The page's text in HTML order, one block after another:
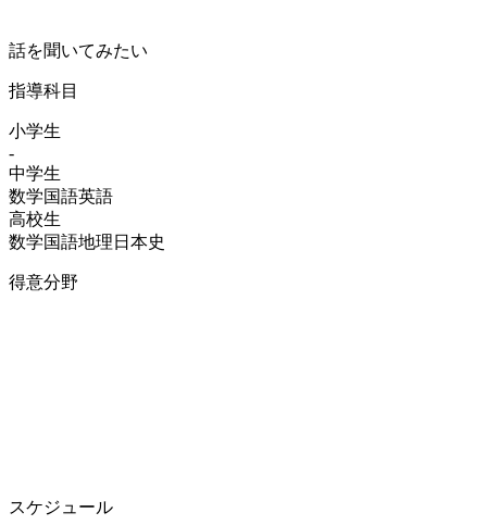
話を聞いてみたい
指導科目
小学生
-
中学生
数学国語英語
高校生
数学国語地理 日本史
得意分野
スケジュール